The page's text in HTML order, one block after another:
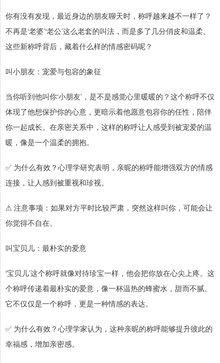
你有没有发现，最近身边的朋友聊天时，称呼越来越不一样了？
不再是‘老婆’‘老公’这么老套的叫法，而是多了几分俏皮和温柔。
这些新称呼背后，藏着什么样的情感密码呢？
叫小朋友：宠爱与包容的象征
当你听到他叫你‘小朋友’，是不是感觉心里暖暖的？这个称呼不仅
体现了他想保护你的心意，更暗示着他愿意包容你的任性，陪伴
你一起成长。在亲密关系中，这样的称呼让人感受到被宠爱的温
暖，像是一个温柔的拥抱。
✅ 为什么有效？心理学研究表明，亲昵的称呼能增强双方的情感
连接，让人感到被重视和珍视。
⚠ 注意事项：如果对方平时比较严肃，突然这样叫你，可能会让
你觉得不自在。
叫宝贝儿：最朴实的爱意
‘宝贝儿’这个称呼就像对待珍宝一样，他会把你放在心尖上疼。这
个称呼传递着最朴实的爱意，像一杯温热的蜂蜜水，甜而不腻。
它不仅仅是一个称呼，更是一种情感的表达。
✅ 为什么有效？心理学家认为，这种亲昵的称呼能够提升彼此的
幸福感，增加亲密感。